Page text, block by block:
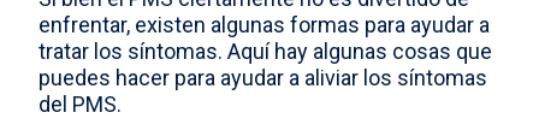
enfrentar, existen algunas formas para ayudar a
tratar los síntomas. Aquí hay algunas cosas que
puedes hacer para ayudar a aliviar los síntomas
del PMS.